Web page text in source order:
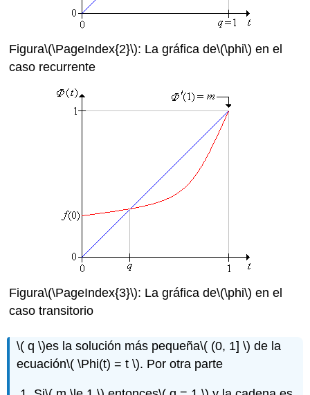
Figura\(\PageIndex{2}\): La gráfica de\(\phi\) en el
caso recurrente
Figura\(\PageIndex{3}\): La gráfica de\(\phi\) en el
caso transitorio
\( q \)es la solución más pequeña\( (0, 1] \) de la
ecuación\( \Phi(t) = t \). Por otra parte